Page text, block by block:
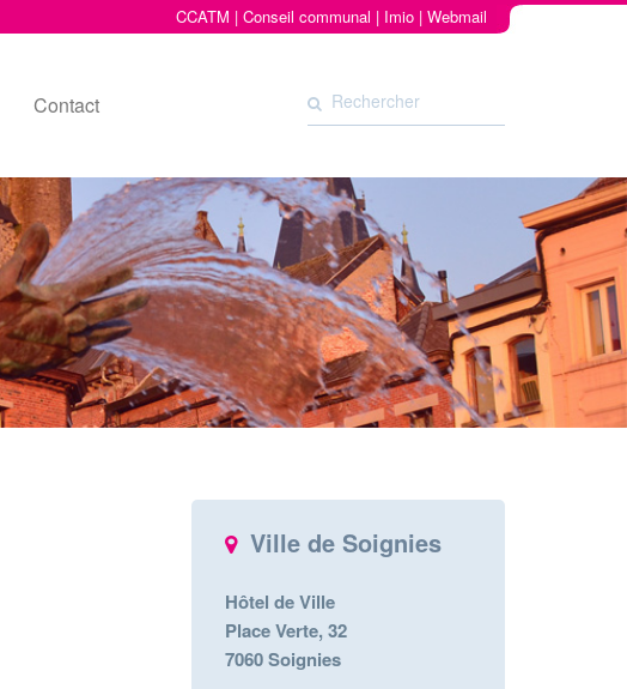
CCATM | Conseil communal | Imio | Webmail
Contact
Ville de Soignies
Hôtel de Ville
Place Verte, 32
7060 Soignies